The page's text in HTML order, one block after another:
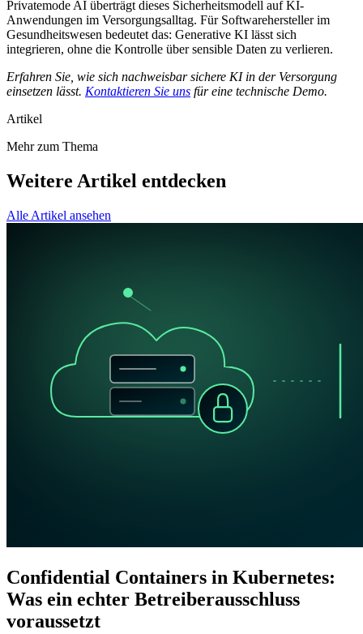
Privatemode AI überträgt dieses Sicherheitsmodell auf KI-
Anwendungen im Versorgungsalltag. Für Softwarehersteller im
Gesundheitswesen bedeutet das: Generative KI lässt sich
integrieren, ohne die Kontrolle über sensible Daten zu verlieren.
Erfahren Sie, wie sich nachweisbar sichere KI in der Versorgung
einsetzen lässt. Kontaktieren Sie uns für eine technische Demo.
Artikel
Mehr zum Thema
Weitere Artikel entdecken
Alle Artikel ansehen
Confidential Containers in Kubernetes:
Was ein echter Betreiberausschluss
voraussetzt